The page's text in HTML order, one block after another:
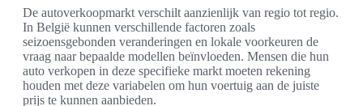
De autoverkoopmarkt verschilt aanzienlijk van regio tot regio.
In België kunnen verschillende factoren zoals
seizoensgebonden veranderingen en lokale voorkeuren de
vraag naar bepaalde modellen beïnvloeden. Mensen die hun
auto verkopen in deze specifieke markt moeten rekening
houden met deze variabelen om hun voertuig aan de juiste
prijs te kunnen aanbieden.